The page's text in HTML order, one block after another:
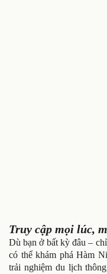
Truy cập mọi lúc,
Dù bạn ở bất kỳ đâu –
có thể khám phá Hàm
trải nghiệm du lịch